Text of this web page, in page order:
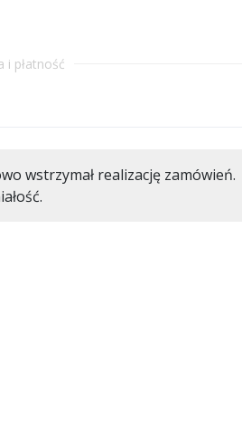
i płatność
wstrzymał realizację zamówień.